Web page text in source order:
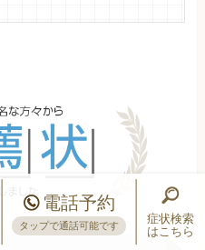
電話予約
タップで通話可能です
症状検索
はこちら